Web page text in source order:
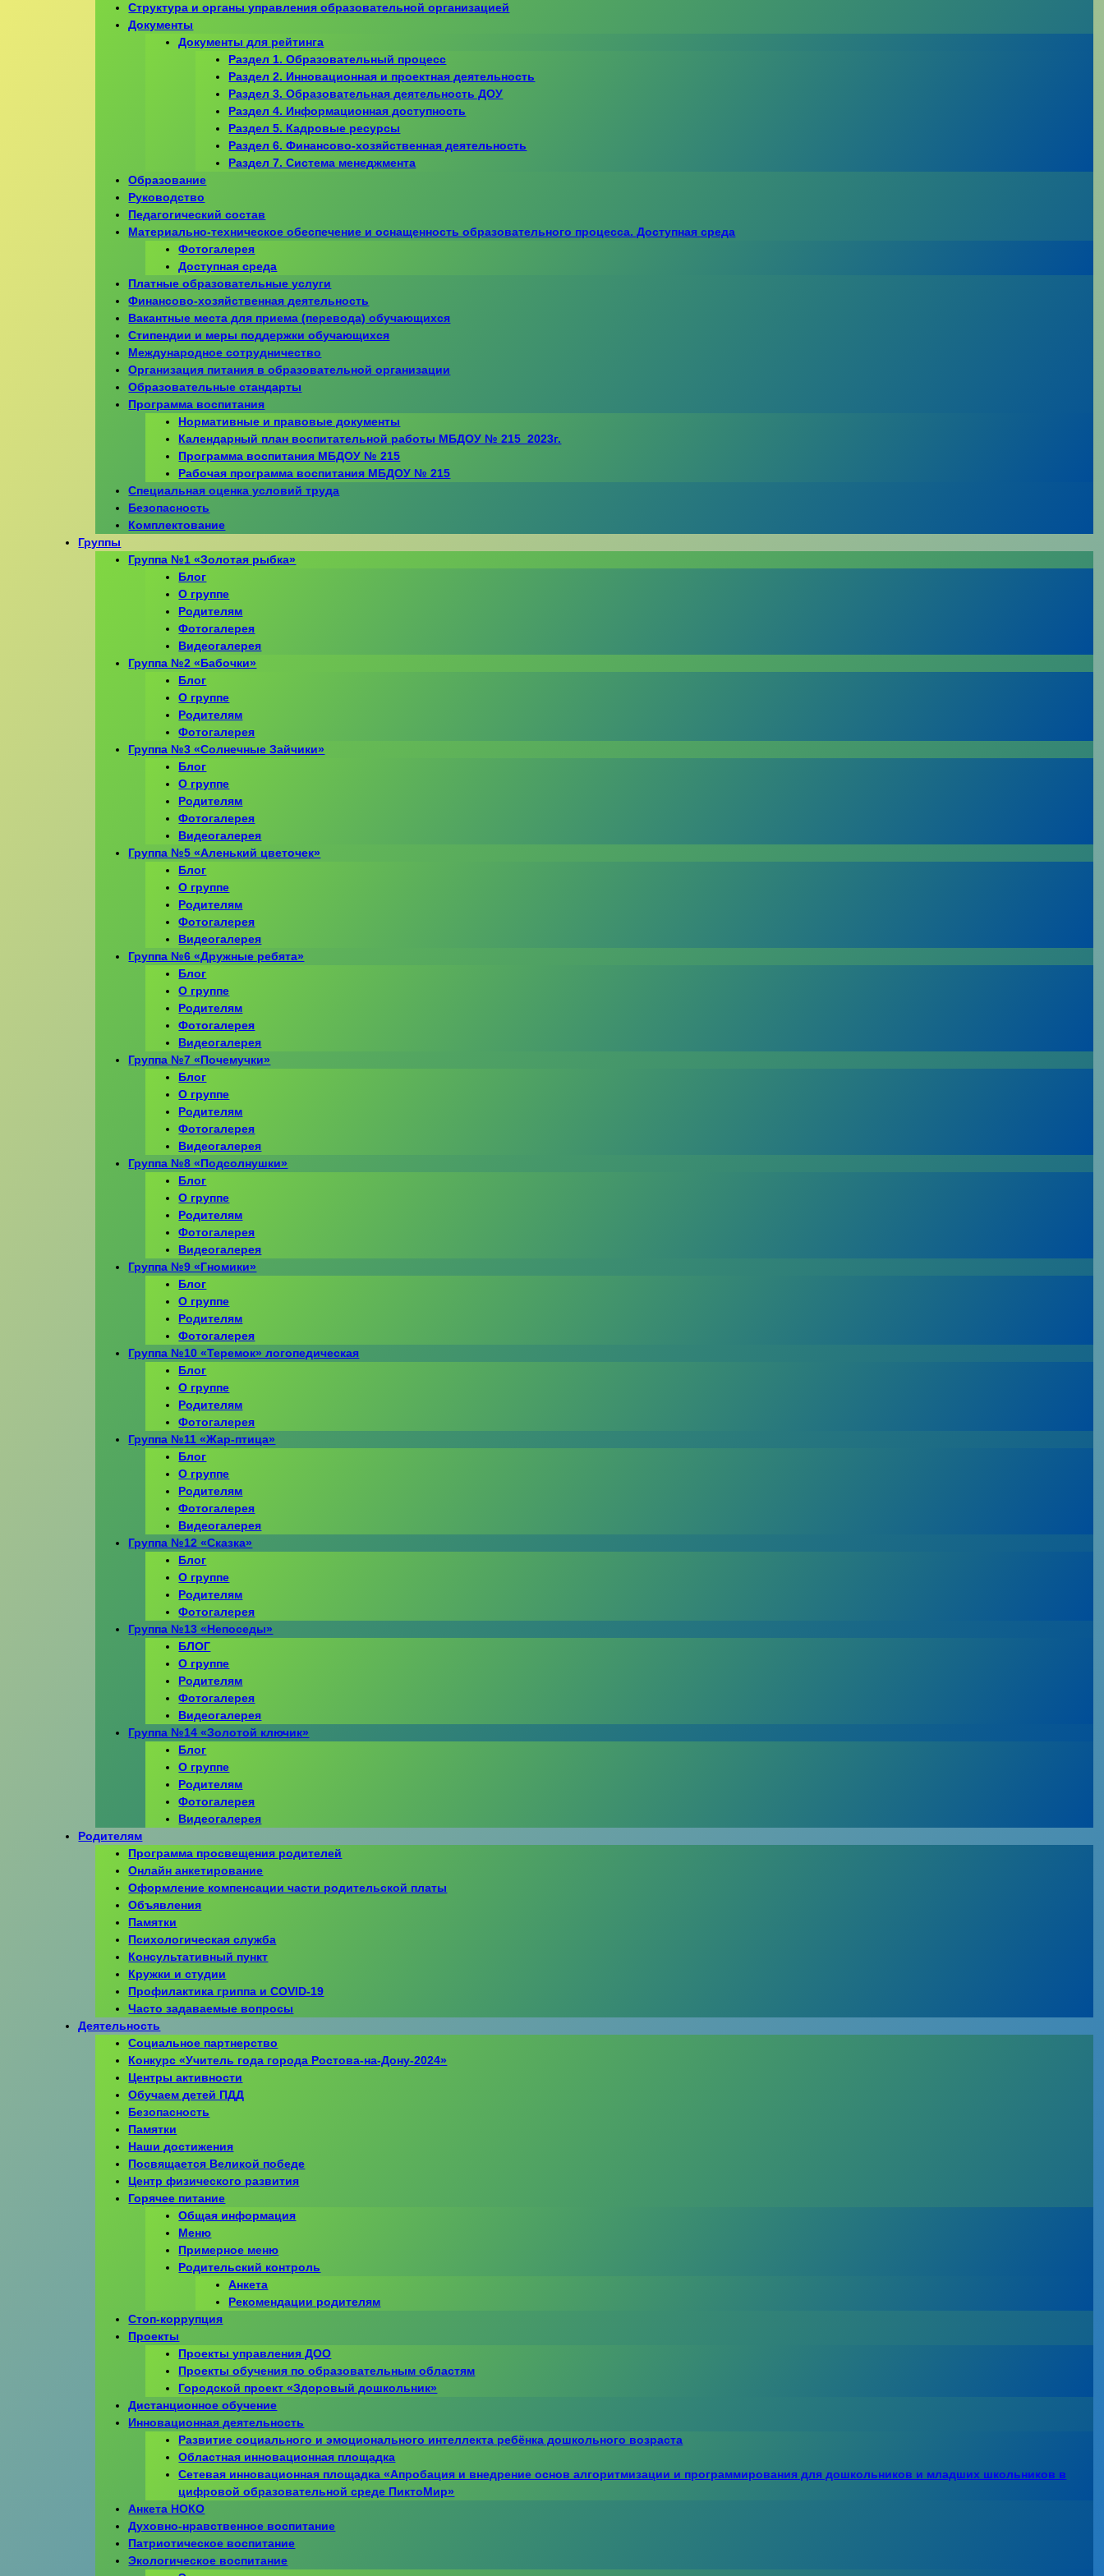
Структура и органы управления образовательной организацией
Документы
Документы для рейтинга
Раздел 1. Образовательный процесс
Раздел 2. Инновационная и проектная деятельность
Раздел 3. Образовательная деятельность ДОУ
Раздел 4. Информационная доступность
Раздел 5. Кадровые ресурсы
Раздел 6. Финансово-хозяйственная деятельность
Раздел 7. Система менеджмента
Образование
Руководство
Педагогический состав
Материально-техническое обеспечение и оснащенность образовательного процесса. Доступная среда
Фотогалерея
Доступная среда
Платные образовательные услуги
Финансово-хозяйственная деятельность
Вакантные места для приема (перевода) обучающихся
Стипендии и меры поддержки обучающихся
Международное сотрудничество
Организация питания в образовательной организации
Образовательные стандарты
Программа воспитания
Нормативные и правовые документы
Календарный план воспитательной работы МБДОУ № 215_2023г.
Программа воспитания МБДОУ № 215
Рабочая программа воспитания МБДОУ № 215
Специальная оценка условий труда
Безопасность
Комплектование
Группы
Группа №1 «Золотая рыбка»
Блог
О группе
Родителям
Фотогалерея
Видеогалерея
Группа №2 «Бабочки»
Блог
О группе
Родителям
Фотогалерея
Группа №3 «Солнечные Зайчики»
Блог
О группе
Родителям
Фотогалерея
Видеогалерея
Группа №5 «Аленький цветочек»
Блог
О группе
Родителям
Фотогалерея
Видеогалерея
Группа №6 «Дружные ребята»
Блог
О группе
Родителям
Фотогалерея
Видеогалерея
Группа №7 «Почемучки»
Блог
О группе
Родителям
Фотогалерея
Видеогалерея
Группа №8 «Подсолнушки»
Блог
О группе
Родителям
Фотогалерея
Видеогалерея
Группа №9 «Гномики»
Блог
О группе
Родителям
Фотогалерея
Группа №10 «Теремок» логопедическая
Блог
О группе
Родителям
Фотогалерея
Группа №11 «Жар-птица»
Блог
О группе
Родителям
Фотогалерея
Видеогалерея
Группа №12 «Сказка»
Блог
О группе
Родителям
Фотогалерея
Группа №13 «Непоседы»
БЛОГ
О группе
Родителям
Фотогалерея
Видеогалерея
Группа №14 «Золотой ключик»
Блог
О группе
Родителям
Фотогалерея
Видеогалерея
Родителям
Программа просвещения родителей
Онлайн анкетирование
Оформление компенсации части родительской платы
Объявления
Памятки
Психологическая служба
Консультативный пункт
Кружки и студии
Профилактика гриппа и COVID-19
Часто задаваемые вопросы
Деятельность
Социальное партнерство
Конкурс «Учитель года города Ростова-на-Дону-2024»
Центры активности
Обучаем детей ПДД
Безопасность
Памятки
Наши достижения
Посвящается Великой победе
Центр физического развития
Горячее питание
Общая информация
Меню
Примерное меню
Родительский контроль
Анкета
Рекомендации родителям
Стоп-коррупция
Проекты
Проекты управления ДОО
Проекты обучения по образовательным областям
Городской проект «Здоровый дошкольник»
Дистанционное обучение
Инновационная деятельность
Развитие социального и эмоционального интеллекта ребёнка дошкольного возраста
Областная инновационная площадка
Сетевая инновационная площадка «Апробация и внедрение основ алгоритмизации и программирования для дошкольников и младших школьников в
цифровой образовательной среде ПиктоМир»
Анкета НОКО
Духовно-нравственное воспитание
Патриотическое воспитание
Экологическое воспитание